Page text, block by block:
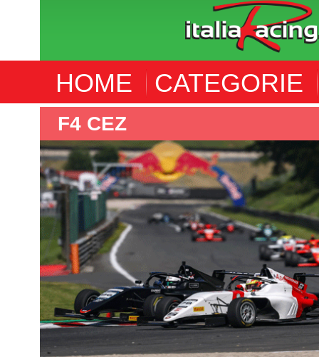
HOME CATEGORIE
WORLD ENDURANCE